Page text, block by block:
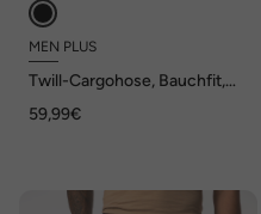
MEN PLUS
Twill-Cargohose, Bauchfit,
bis 72
59,99€